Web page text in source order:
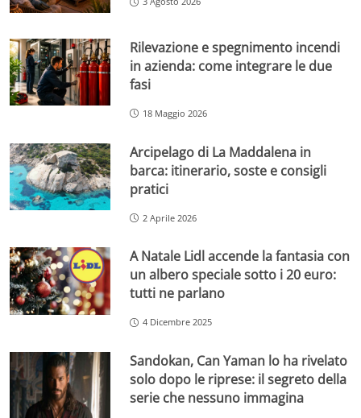
Rilevazione e spegnimento incendi
in azienda: come integrare le due
fasi
18 Maggio 2026
Arcipelago di La Maddalena in
barca: itinerario, soste e consigli
pratici
2 Aprile 2026
A Natale Lidl accende la fantasia con
un albero speciale sotto i 20 euro:
tutti ne parlano
4 Dicembre 2025
Sandokan, Can Yaman lo ha rivelato
solo dopo le riprese: il segreto della
serie che nessuno immagina